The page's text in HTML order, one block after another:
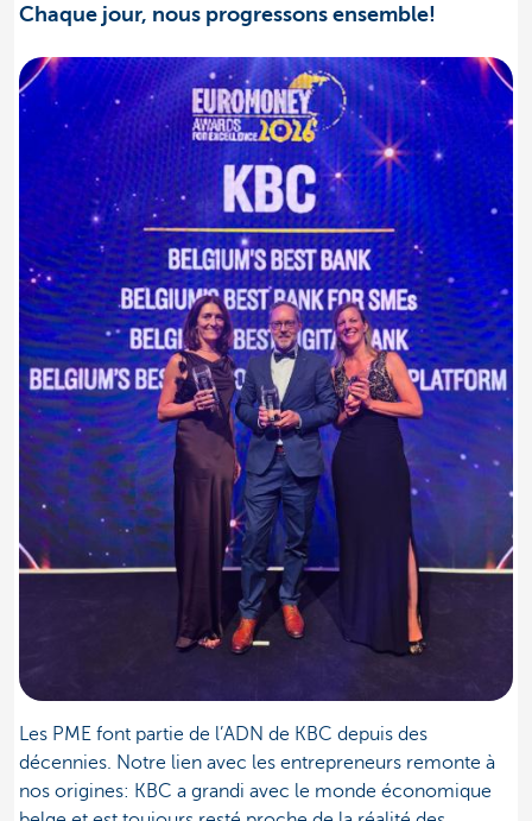
Chaque jour, nous progressons ensemble!
Les PME font partie de l’ADN de KBC depuis des
décennies. Notre lien avec les entrepreneurs remonte à
nos origines: KBC a grandi avec le monde économique